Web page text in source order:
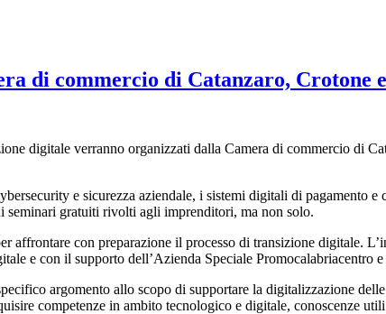
di commercio di Catanzaro, Crotone
digitale verranno organizzati dalla Camera di commercio di
e sicurezza aziendale, i sistemi digitali di pagamento
seminari gratuiti rivolti agli imprenditori, ma non solo.
affrontare con preparazione il processo di transizione digitale.
e con il supporto dell’Azienda Speciale Promocalabriacentro
argomento allo scopo di supportare la digitalizzazione
competenze in ambito tecnologico e digitale, conoscenze